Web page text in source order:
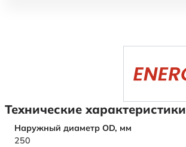
Технические характеристики
Наружный диаметр OD, мм
250